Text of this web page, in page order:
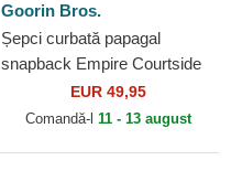
Goorin Bros.
Șepci curbată papagal
snapback Empire Courtside
The Farm Goorin Bros.
EUR 49,95
Comandă-l 11 - 13 august